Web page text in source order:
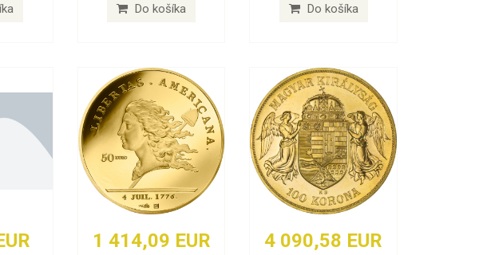
Do košíka Do košíka
1 414,09 EUR 4 090,58 EUR